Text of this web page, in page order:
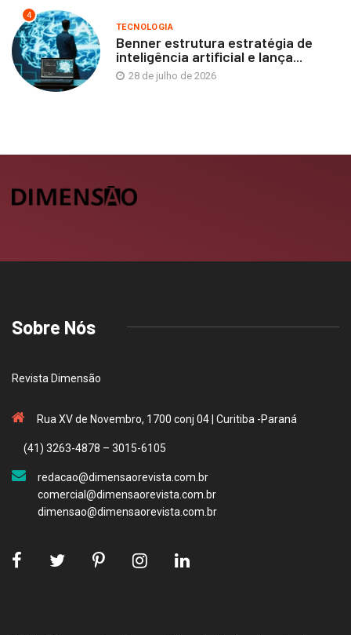
4
TECNOLOGIA
Benner estrutura estratégia de
inteligência artificial e lança...
28 de julho de 2026
Sobre Nós
Revista Dimensão
Rua XV de Novembro, 1700 conj 04 | Curitiba -Paraná
(41) 3263-4878 – 3015-6105
redacao@dimensaorevista.com.br
comercial@dimensaorevista.com.br
dimensao@dimensaorevista.com.br